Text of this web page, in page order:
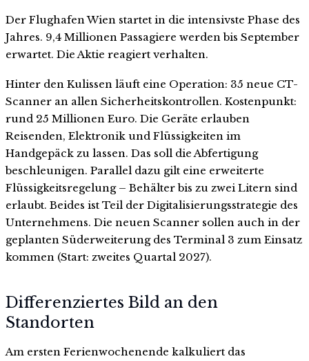
Der Flughafen Wien startet in die intensivste Phase des
Jahres. 9,4 Millionen Passagiere werden bis September
erwartet. Die Aktie reagiert verhalten.
Hinter den Kulissen läuft eine Operation: 35 neue CT-
Scanner an allen Sicherheitskontrollen. Kostenpunkt:
rund 25 Millionen Euro. Die Geräte erlauben
Reisenden, Elektronik und Flüssigkeiten im
Handgepäck zu lassen. Das soll die Abfertigung
beschleunigen. Parallel dazu gilt eine erweiterte
Flüssigkeitsregelung – Behälter bis zu zwei Litern sind
erlaubt. Beides ist Teil der Digitalisierungsstrategie des
Unternehmens. Die neuen Scanner sollen auch in der
geplanten Süderweiterung des Terminal 3 zum Einsatz
kommen (Start: zweites Quartal 2027).
Differenziertes Bild an den
Standorten
Am ersten Ferienwochenende kalkuliert das